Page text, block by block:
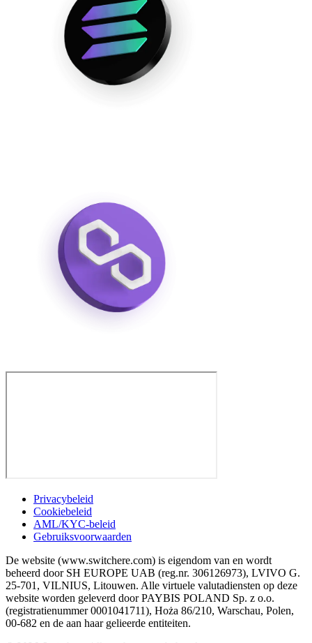
Privacybeleid
Cookiebeleid
AML/KYC-beleid
Gebruiksvoorwaarden
De website (www.switchere.com) is eigendom van en wordt
beheerd door SH EUROPE UAB (reg.nr. 306126973), LVIVO G.
25-701, VILNIUS, Litouwen. Alle virtuele valutadiensten op deze
website worden geleverd door PAYBIS POLAND Sp. z o.o.
(registratienummer 0001041711), Hoża 86/210, Warschau, Polen,
00-682 en de aan haar gelieerde entiteiten.